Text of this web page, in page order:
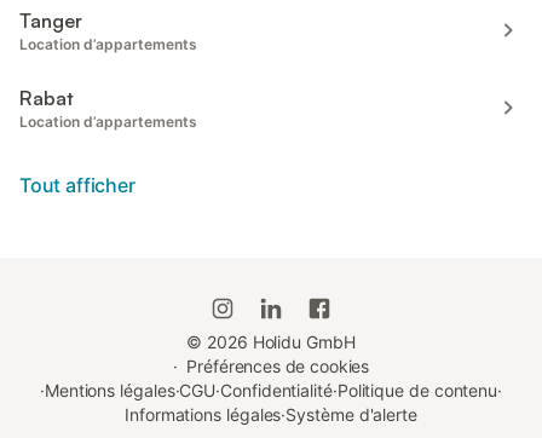
Tanger
Location d’appartements
Rabat
Location d’appartements
Tout afficher
© 2026 Holidu GmbH
· Préférences de cookies
·Mentions légales·CGU·Confidentialité·Politique de contenu·
Informations légales·Système d'alerte